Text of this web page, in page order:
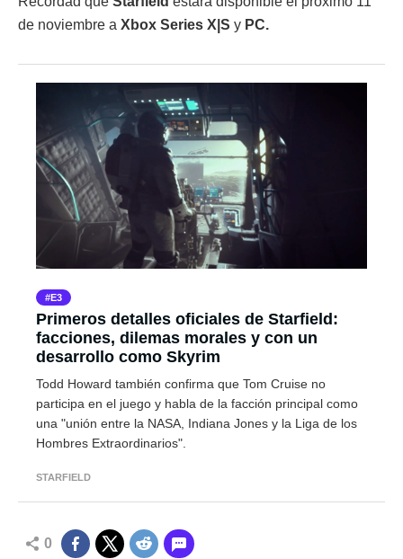
de noviembre a Xbox Series X|S y PC.
E3
Primeros detalles oficiales de Starfield:
facciones, dilemas morales y con un
desarrollo como Skyrim
Todd Howard también confirma que Tom Cruise no
participa en el juego y habla de la facción principal como
una "unión entre la NASA, Indiana Jones y la Liga de los
Hombres Extraordinarios".
STARFIELD
0